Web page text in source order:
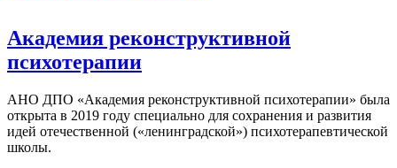
Академия реконструктивной
психотерапии
АНО ДПО «Академия реконструктивной психотерапии» была
открыта в 2019 году специально для сохранения и развития
идей отечественной («ленинградской») психотерапевтической
школы.